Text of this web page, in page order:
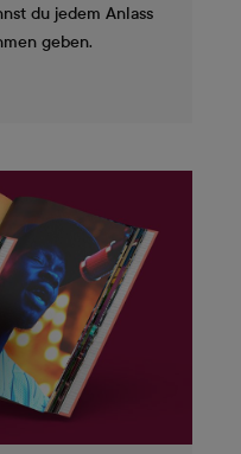
du jedem Anlass
geben.